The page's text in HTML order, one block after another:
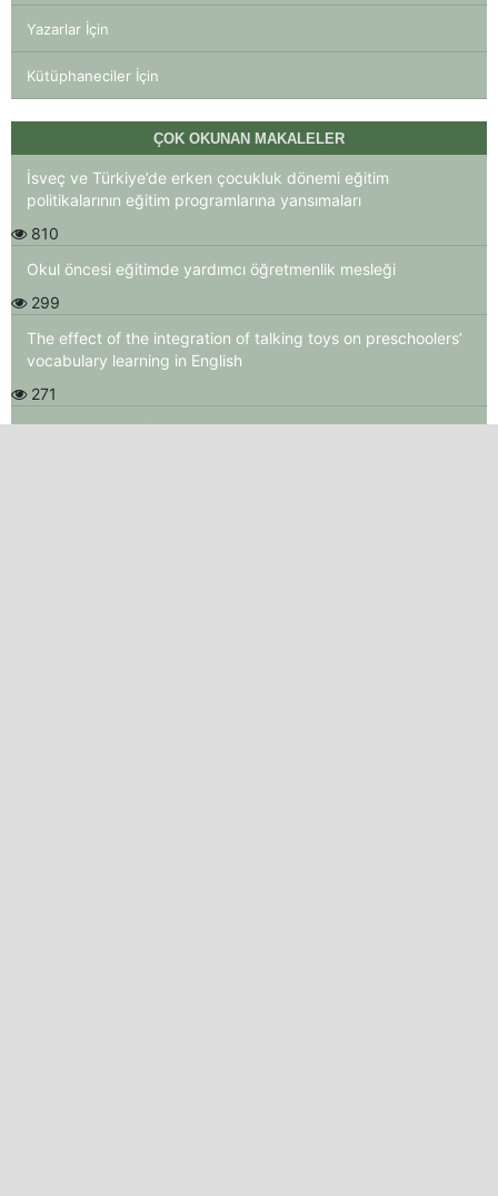
Yazarlar İçin
Kütüphaneciler İçin
ÇOK OKUNAN MAKALELER
İsveç ve Türkiye’de erken çocukluk dönemi eğitim
politikalarının eğitim programlarına yansımaları
810
Okul öncesi eğitimde yardımcı öğretmenlik mesleği
299
The effect of the integration of talking toys on preschoolers’
vocabulary learning in English
271
Kardeş kıskançlığı ve kardeşe uyum sorunu yaşayan